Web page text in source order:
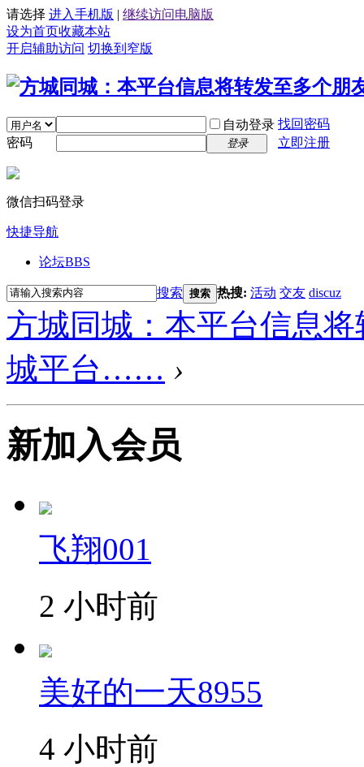
请选择 进入手机版 | 继续访问电脑版
设为首页收藏本站
开启辅助访问 切换到窄版
自动登录 找回密码
密码
登录 立即注册
微信扫码登录
快捷导航
论坛BBS
搜索 搜索 热搜: 活动 交友 discuz
方城同城：本平台信息
城平台…… ›
新加入会员
飞翔001
2 小时前
美好的一天8955
4 小时前